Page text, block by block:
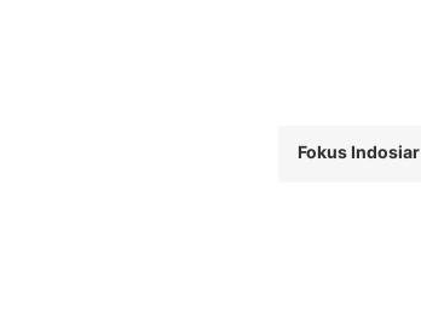
Fokus Indosiar